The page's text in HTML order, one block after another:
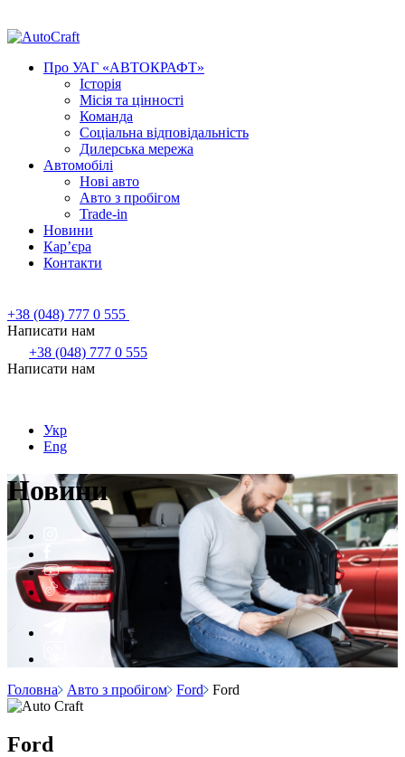
Про УАГ «АВТОКРАФТ»
Історія
Місія та цінності
Команда
Соціальна відповідальність
Дилерська мережа
Автомобілі
Нові авто
Авто з пробігом
Trade-in
Новини
Кар’єра
Контакти
+38 (048) 777 0 555
Написати нам
+38 (048) 777 0 555
Написати нам
Укр
Eng
Новини
Головна Авто з пробігом Ford Ford
Ford